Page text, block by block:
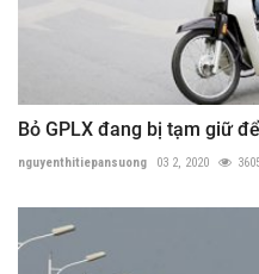
Bỏ GPLX đang bị tạm giữ
nguyenthitiepansuong 03 2, 2020